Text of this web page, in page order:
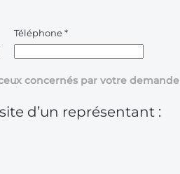
Téléphone*
concernés par votre demande
d’un représentant :